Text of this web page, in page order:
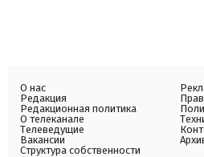
О нас
Редакция
Редакционная политика
О телеканале
Телеведущие
Вакансии
Структура собственности